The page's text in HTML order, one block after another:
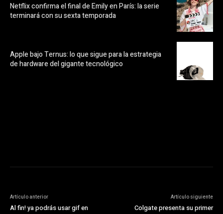
Netflix confirma el final de Emily en París: la serie
terminará con su sexta temporada
Apple bajo Ternus: lo que sigue para la estrategia
de hardware del gigante tecnológico
Artículo anterior
Al fin! ya podrás usar gif en
Artículo siguiente
Colgate presenta su primer